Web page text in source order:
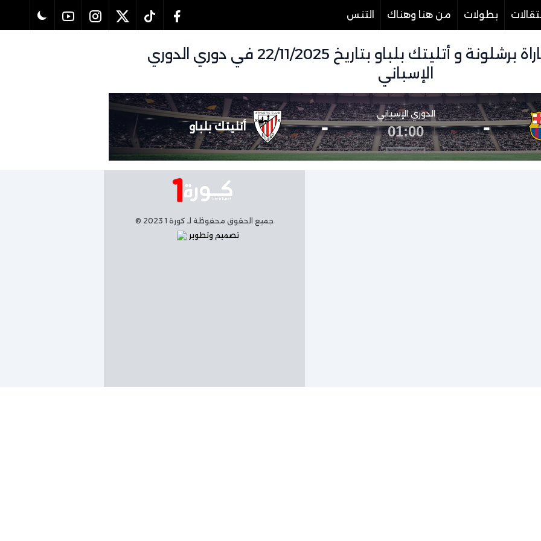
بطولات من هنا وهناك التنس
تفاصيل وموعد مباراة برشلونة و أتليتك بلباو بتاريخ 22/11/2025 في دوري الدوري
الإسباني
-
الدوري الإسباني
01:00
- أتليتك بلباو
جميع الحقوق محفوظة لـ كورة 1 2023 ©
تصميم وتطوير